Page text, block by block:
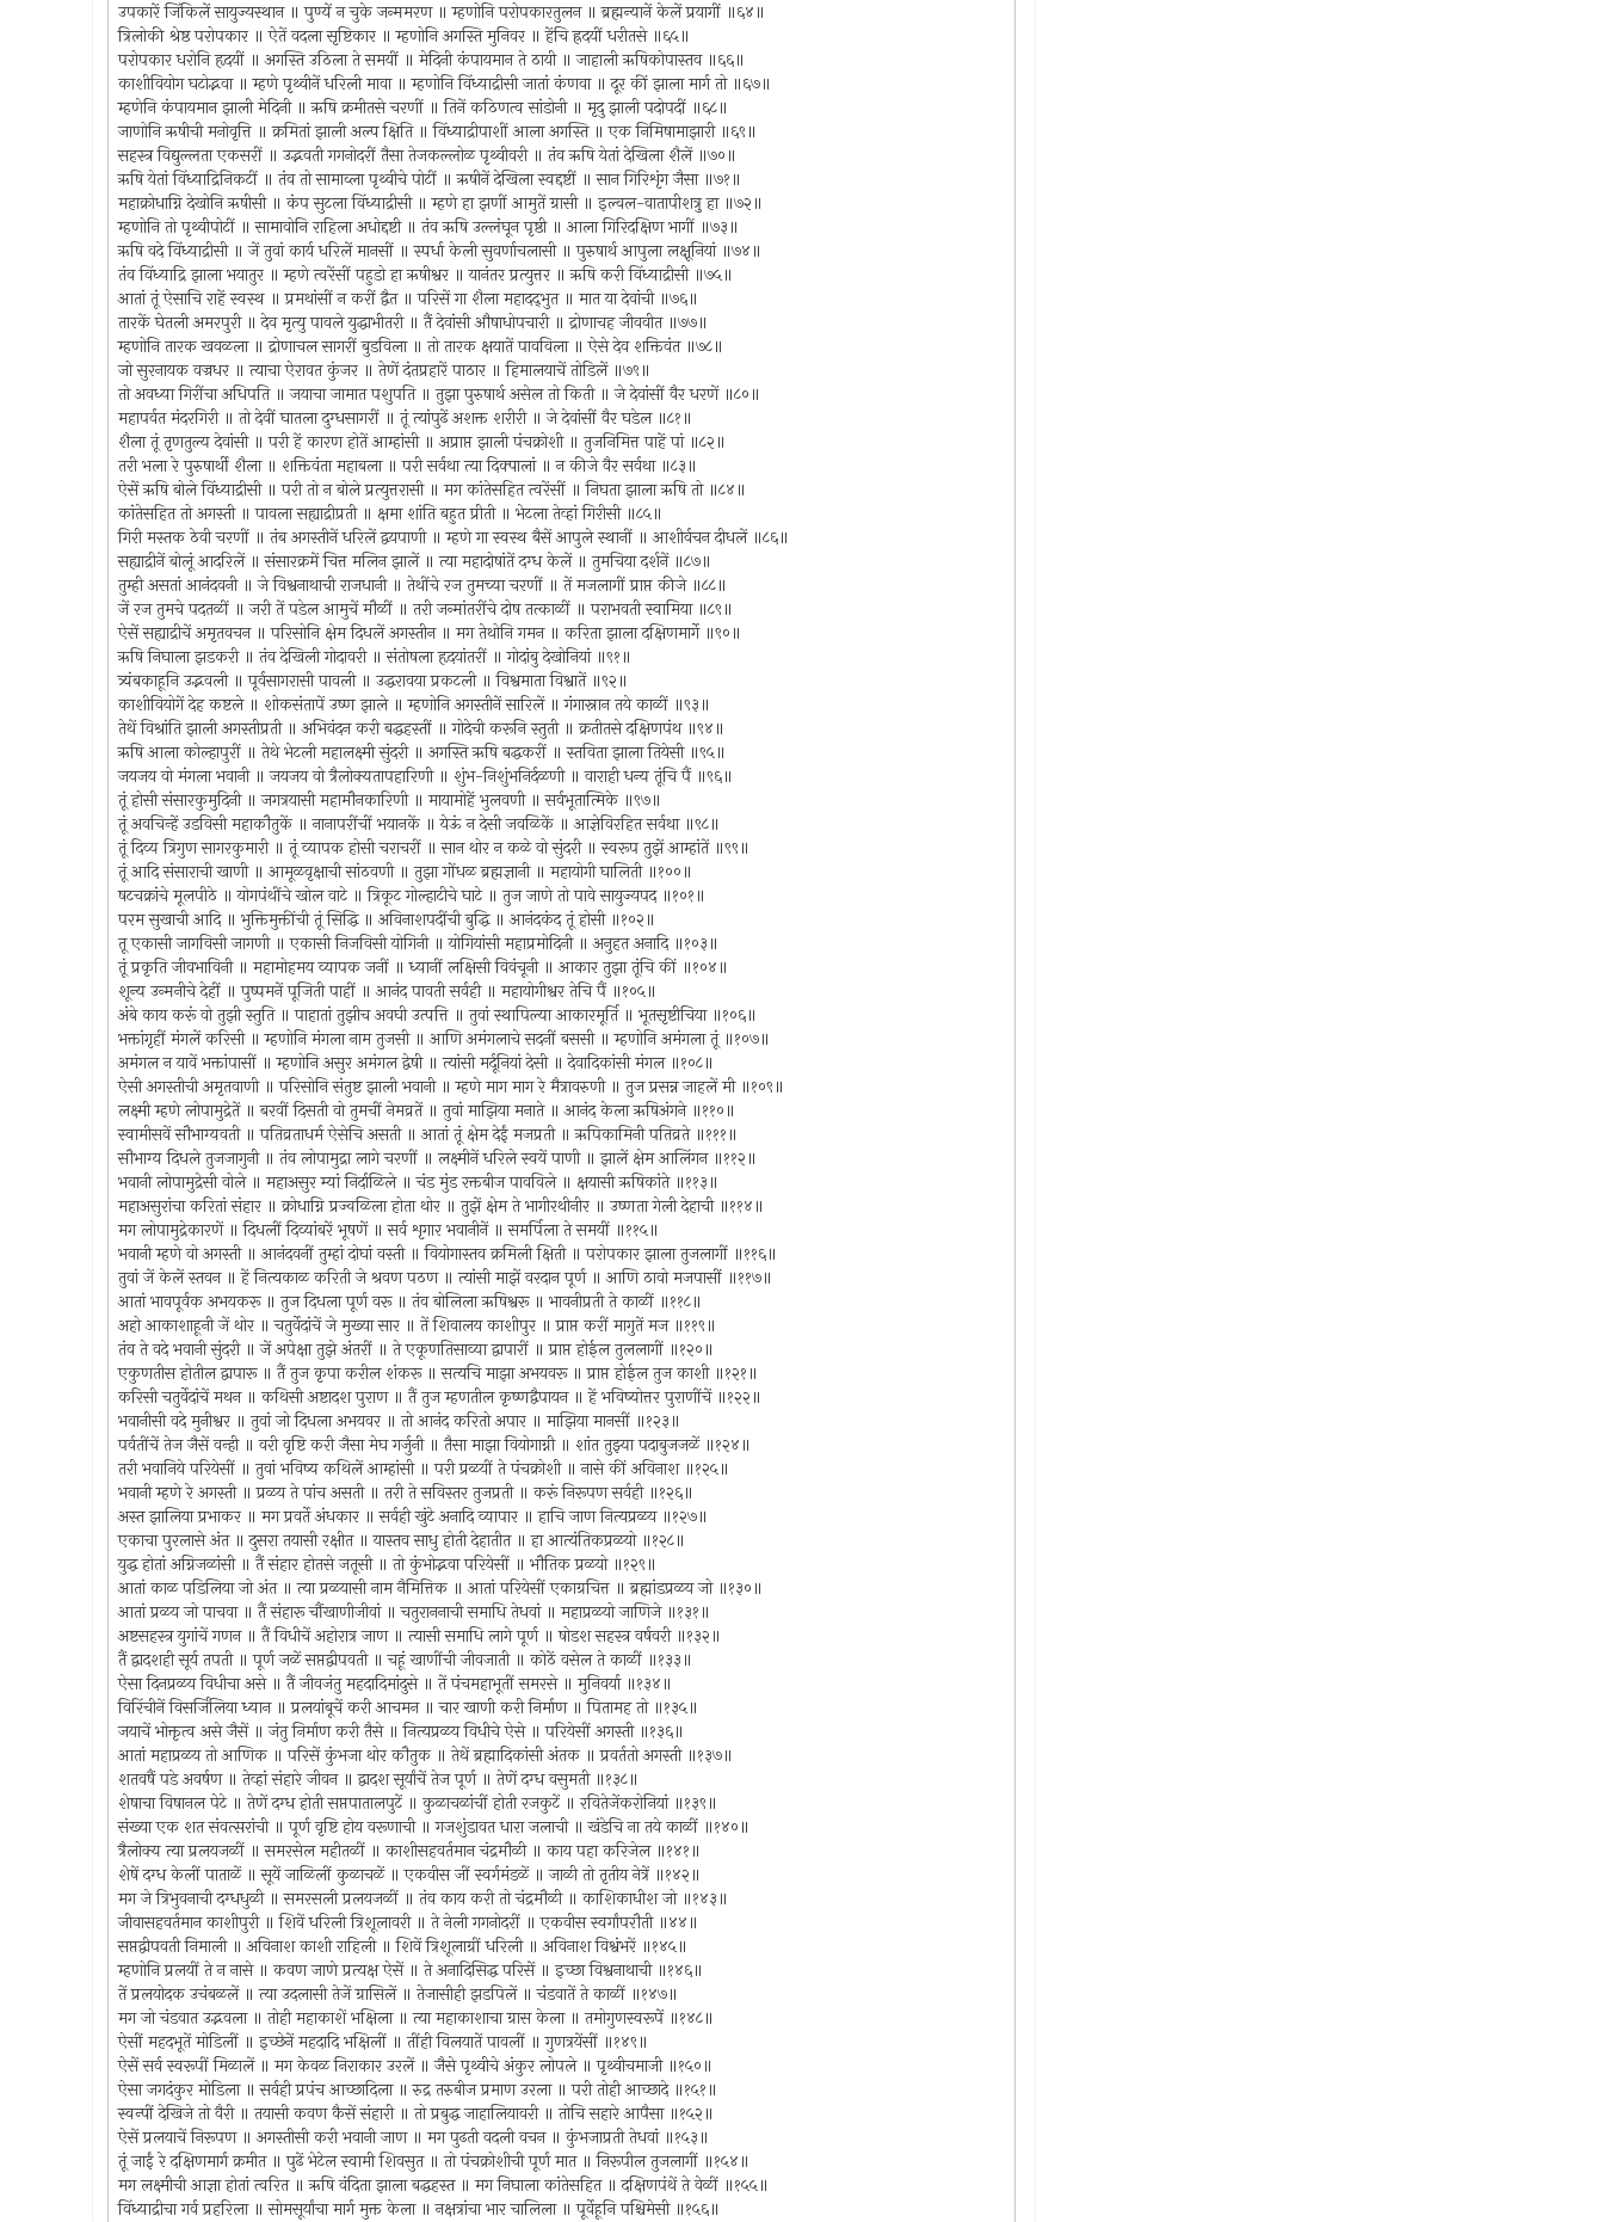
उपकारें जिंकिलें सायुज्यस्थान ॥ पुण्यें न चुके जन्ममरण ॥ म्हणोनि परोपकारतुलन ॥ ब्रह्मन्यानें केलें प्रयागीं ॥६४॥
त्रिलोकी श्रेष्ठ परोपकार ॥ ऐतें वदला सृष्टिकार ॥ म्हणोनि अगस्ति मुनिवर ॥ हेंचि ह्रदयीं धरीतसे ॥६५॥
परोपकार धरोनि हृदयीं ॥ अगस्ति उठिला ते समयीं ॥ मेदिनी कंपायमान ते ठायी ॥ जाहाली ऋषिकोपास्तव ॥६६॥
काशीवियोग घटोद्भवा ॥ म्हणे पृथ्वीनें धरिली मावा ॥ म्हणोनि विंध्याद्रीसी जातां कंणवा ॥ दूर कीं झाला मार्ग तो ॥६७॥
म्हणेनि कंपायमान झाली मेदिनी ॥ ऋषि क्रमीतसे चरणीं ॥ तिनें कठिणत्व सांडोनी ॥ मृदु झाली पदोपदीं ॥६८॥
जाणोनि ऋषीची मनोवृत्ति ॥ क्रमितां झाली अल्प क्षिति ॥ विंध्याद्रीपाशीं आला अगस्ति ॥ एक निमिषामाझारी ॥६९॥
सहस्त्र विद्युल्लता एकसरीं ॥ उद्भवती गगनोदरीं तैसा तेजकल्लोळ पृथ्वीवरी ॥ तंव ऋषि येतां देखिला शैलें ॥७०॥
ऋषि येतां विंध्याद्रिनिकटीं ॥ तंव तो सामाव्ला पृथ्वीचे पोटीं ॥ ऋषीनें देखिला स्वद्दष्टीं ॥ सान गिरिशृंग जैसा ॥७१॥
महाक्रोधाग्नि देखोनि ऋषीसी ॥ कंप सुटला विंध्याद्रीसी ॥ म्हणे हा झणीं आमुतें ग्रासी ॥ इल्वल-वातापीशत्रु हा ॥७२॥
म्हणोनि तो पृथ्वीपोटीं ॥ सामावोनि राहिला अधोद्दष्टी ॥ तंव ऋषि उल्लंघून पृष्ठी ॥ आला गिरिदक्षिण भागीं ॥७३॥
ऋषि वदे विंध्याद्रीसी ॥ जें तुवां कार्य धरिलें मानसीं ॥ स्पर्धा केली सुवर्णाचलासी ॥ पुरुषार्थ आपुला लक्षूनियां ॥७४॥
तंव विंध्याद्रि झाला भयातुर ॥ म्हणे त्वरेंसीं पहुडो हा ऋषीश्वर ॥ यानंतर प्रत्युत्तर ॥ ऋषि करी विंध्याद्रीसी ॥७५॥
आतां तूं ऐसाचि राहें स्वस्थ ॥ प्रमथांसीं न करीं द्वैत ॥ परिसें गा शैला महादद्‍भुत ॥ मात या देवांची ॥७६॥
तारकें घेतली अमरपुरी ॥ देव मृत्यु पावले युद्धाभीतरी ॥ तैं देवांसी औषाधोपचारी ॥ द्रोणाचह जीववीत ॥७७॥
म्हणोनि तारक खवळला ॥ द्रोणाचल सागरीं बुडविला ॥ तो तारक क्षयातें पावविला ॥ ऐसे देव शक्तिवंत ॥७८॥
जो सुरनायक वज्रधर ॥ त्याचा ऐरावत कुंजर ॥ तेणें दंतप्रहारें पाठार ॥ हिमालयाचें तोडिलें ॥७९॥
तो अवध्या गिरींचा अधिपति ॥ जयाचा जामात पशुपति ॥ तुझा पुरुषार्थ असेल तो किती ॥ जे देवांसीं वैर धरणें ॥८०॥
महापर्वत मंदरगिरी ॥ तो देवीं घातला दुग्धसागरीं ॥ तूं त्यांपुढें अशक्त शरीरी ॥ जे देवांसीं वैर घडेल ॥८१॥
शैला तूं तृणतुल्य देवांसी ॥ परी हें कारण होतें आम्हांसी ॥ अप्राप्त झाली पंचक्रोशी ॥ तुजनिमित्त पाहें पां ॥८२॥
तरी भला रे पुरुषार्थी शैला ॥ शक्तिवंता महाबला ॥ परी सर्वथा त्या दिक्पालां ॥ न कीजे वैर सर्वथा ॥८३॥
ऐसें ऋषि बोले विंध्याद्रीसी ॥ परी तो न बोले प्रत्युत्तरासी ॥ मग कांतेसहित त्वरेंसीं ॥ निघता झाला ऋषि तो ॥८४॥
कांतेसहित तो अगस्ती ॥ पावला सह्याद्रीप्रती ॥ क्षमा शांति बहुत प्रीती ॥ भेटला तेव्हां गिरीसी ॥८५॥
गिरी मस्तक ठेवी चरणीं ॥ तंब अगस्तीनें धरिलें द्वयपाणी ॥ म्हणे गा स्वस्थ बैसें आपुले स्थानीं ॥ आशीर्वचन दीधलें ॥८६॥
सह्याद्रीनें बोलूं आदरिलें ॥ संसारक्रमें चित्त मलिन झालें ॥ त्या महादोषांतें दग्ध केलें ॥ तुमचिया दर्शनें ॥८७॥
तुम्ही असतां आनंदवनी ॥ जे विश्वनाथाची राजधानी ॥ तेथींचे रज तुमच्या चरणीं ॥ तें मजलागीं प्राप्त कीजे ॥८८॥
जें रज तुमचे पदतळीं ॥ जरी तें पडेल आमुचें मौळीं ॥ तरी जन्मांतरींचे दोष तत्काळीं ॥ पराभवती स्वामिया ॥८९॥
ऐसें सह्याद्रीचें अमृतवचन ॥ परिसोनि क्षेम दिधलें अगस्तीन ॥ मग तेथोनि गमन ॥ करिता झाला दक्षिणमार्गे ॥९०॥
ऋषि निघाला झडकरी ॥ तंव देखिली गोदावरी ॥ संतोषला हृदयांतरीं ॥ गोदांबु देखोनियां ॥९१॥
त्र्यंबकाहूनि उद्भवली ॥ पूर्वसागरासी पावली ॥ उद्धरावया प्रकटली ॥ विश्वमाता विश्वातें ॥९२॥
काशीवियोगें देह कष्टले ॥ शोकसंतापें उष्ण झाले ॥ म्हणोनि अगस्तीनें सारिलें ॥ गंगास्नान तये काळीं ॥९३॥
तेथें विश्रांति झाली अगस्तीप्रती ॥ अभिवंदन करी बद्धहस्तीं ॥ गोदेची करूनि स्तुती ॥ क्रतीतसे दक्षिणपंथ ॥९४॥
ऋषि आला कोल्हापुरीं ॥ तेथे भेटली महालक्ष्मी सुंदरी ॥ अगस्ति ऋषि बद्धकरीं ॥ स्तविता झाला तियेसी ॥९५॥
जयजय वो मंगला भवानी ॥ जयजय वो त्रैलोक्यतापहारिणी ॥ शुंभ-निशुंभनिर्दळणी ॥ वाराही धन्य तूंचि पैं ॥९६॥
तूं होसी संसारकुमुदिनी ॥ जगत्रयासी महामौनकारिणी ॥ मायामोहें भुलवणी ॥ सर्वभूतात्मिके ॥९७॥
तूं अवचिन्हें उडविसी महाकौतुकें ॥ नानापरींचीं भयानकें ॥ येऊं न देसी जवळिकें ॥ आज्ञेविरहित सर्वथा ॥९८॥
तूं दिव्य त्रिगुण सागरकुमारी ॥ तूं व्यापक होसी चराचरीं ॥ सान थोर न कळे वो सुंदरी ॥ स्वरूप तुझें आम्हांतें ॥९९॥
तूं आदि संसाराची खाणी ॥ आमूळवृक्षाची सांठवणी ॥ तुझा गोंधळ ब्रह्मज्ञानी ॥ महायोगी घालिती ॥१००॥
षटचक्रांचे मूलपीठे ॥ योगपंथींचे खोल वाटे ॥ त्रिकूट गोल्हाटीचे घाटे ॥ तुज जाणे तो पावे सायुज्यपद ॥१०१॥
परम सुखाची आदि ॥ भुक्तिमुक्तींची तूं सिद्धि ॥ अविनाशपदींची बुद्धि ॥ आनंदकंद तूं होसी ॥१०२॥
तू एकासी जागविसी जागणी ॥ एकासी निजविसी योगिनी ॥ योगियांसी महाप्रमोदिनी ॥ अनुहत अनादि ॥१०३॥
तूं प्रकृति जीवभाविनी ॥ महामोहमय व्यापक जनीं ॥ ध्यानीं लक्षिसी विवंचूनी ॥ आकार तुझा तूंचि कीं ॥१०४॥
शून्य उन्मनीचे देहीं ॥ पुष्पमनें पूजिती पाहीं ॥ आनंद पावती सर्वही ॥ महायोगीश्वर तेचि पैं ॥१०५॥
अंबे काय करूं वो तुझी स्तुति ॥ पाहातां तुझीच अवघी उत्पत्ति ॥ तुवां स्थापिल्या आकारमूर्ति ॥ भूतसृष्टीचिया ॥१०६॥
भक्तांगृहीं मंगलें करिसी ॥ म्हणोनि मंगला नाम तुजसी ॥ आणि अमंगलाचे सदनीं बससी ॥ म्हणोनि अमंगला तूं ॥१०७॥
अमंगल न यावें भक्तांपासीं ॥ म्हणोनि असुर अमंगल द्वेषी ॥ त्यांसी मर्दूनियां देसी ॥ देवादिकांसी मंगल ॥१०८॥
ऐसी अगस्तीची अमृतवाणी ॥ परिसोनि संतुष्ट झाली भवानी ॥ म्हणे माग माग रे मैत्रावरुणी ॥ तुज प्रसन्न जाहलें मी ॥१०९॥
लक्ष्मी म्हणे लोपामुद्रेतें ॥ बरवीं दिसती वो तुमचीं नेमव्रतें ॥ तुवां माझिया मनाते ॥ आनंद केला ऋषिअंगने ॥११०॥
स्वामीसवें सौभाग्यवती ॥ पतिव्रताधर्म ऐसेचि असती ॥ आतां तूं क्षेम देईं मजप्रती ॥ ऋपिकामिनी पतिव्रते ॥१११॥
सौभाग्य दिधले तुजजागुनी ॥ तंव लोपामुद्रा लागे चरणीं ॥ लक्ष्मीनें धरिले स्वयें पाणी ॥ झालें क्षेम आलिंगन ॥११२॥
भवानी लोपामुद्रेसी वोले ॥ महाअसुर म्यां निर्दाळिले ॥ चंड मुंड रक्तबीज पावविले ॥ क्षयासी ऋषिकांते ॥११३॥
महाअसुरांचा करितां संहार ॥ क्रोधाग्नि प्रज्वळिला होता थोर ॥ तुझें क्षेम ते भागीरथीनीर ॥ उष्णता गेली देहाची ॥११४॥
मग लोपामुद्रेकारणें ॥ दिधलीं दिव्यांबरें भूषणें ॥ सर्व शृगार भवानीनें ॥ समर्पिला ते समयीं ॥११५॥
भवानी म्हणे वो अगस्ती ॥ आनंदवनीं तुम्हां दोघां वस्ती ॥ वियोगास्तव क्रमिली क्षिती ॥ परोपकार झाला तुजलागीं ॥११६॥
तुवां जें केलें स्तवन ॥ हें नित्यकाळ करिती जे श्रवण पठण ॥ त्यांसी माझें वरदान पूर्ण ॥ आणि ठावो मजपासीं ॥११७॥
आतां भावपूर्वक अभयकरू ॥ तुज दिधला पूर्ण वरू ॥ तंव बोलिला ऋषिश्वरू ॥ भावनीप्रती ते काळीं ॥११८॥
अहो आकाशाहूनी जें थोर ॥ चतुर्वेदांचें जे मुख्या सार ॥ तें शिवालय काशीपुर ॥ प्राप्त करीं मागुतें मज ॥११९॥
तंव ते वदे भवानी सुंदरी ॥ जें अपेक्षा तुझे अंतरीं ॥ ते एकूणतिसाव्या द्वापारीं ॥ प्राप्त होईल तुललागीं ॥१२०॥
एकुणतीस होतील द्वापारू ॥ तैं तुज कृपा करील शंकरू ॥ सत्यचि माझा अभयवरू ॥ प्राप्त होईल तुज काशी ॥१२१॥
करिसी चतुर्वेदांचें मथन ॥ कथिसी अष्टादश पुराण ॥ तैं तुज म्हणतील कृष्णद्वैपायन ॥ हें भविष्योत्तर पुराणींचें ॥१२२॥
भवानीसी वदे मुनीश्वर ॥ तुवां जो दिधला अभयवर ॥ तो आनंद करितो अपार ॥ माझिया मानसीं ॥१२३॥
पर्वतींचें तेज जैसें वन्ही ॥ वरी वृष्टि करी जैसा मेघ गर्जुनी ॥ तैसा माझा वियोगाग्नी ॥ शांत तुझ्या पदाबुजजळें ॥१२४॥
तरी भवानिये परियेसीं ॥ तुवां भविष्य कथिलें आम्हांसी ॥ परी प्रळयीं ते पंचक्रोशी ॥ नासे कीं अविनाश ॥१२५॥
भवानी म्हणे रे अगस्ती ॥ प्रळय ते पांच असती ॥ तरी ते सविस्तर तुजप्रती ॥ करूं निरूपण सर्वही ॥१२६॥
अस्त झालिया प्रभाकर ॥ मग प्रवर्ते अंधकार ॥ सर्वही खुंटे अनादि व्यापार ॥ हाचि जाण नित्यप्रळय ॥१२७॥
एकाचा पुरलासे अंत ॥ दुसरा तयासी रक्षीत ॥ यास्तव साधु होती देहातीत ॥ हा आत्यंतिकप्रळयो ॥१२८॥
युद्ध होतां अग्निजळांसी ॥ तैं संहार होतसे जतूसी ॥ तो कुंभोद्भवा परियेसीं ॥ भौतिक प्रळयो ॥१२९॥
आतां काळ पडिलिया जो अंत ॥ त्या प्रळयासी नाम नैमित्तिक ॥ आतां परियेसीं एकाग्रचित्त ॥ ब्रह्मांडप्रळय जो ॥१३०॥
आतां प्रळय जो पाचवा ॥ तैं संहारू चौंखाणीजीवां ॥ चतुराननाची समाधि तेधवां ॥ महाप्रळयो जाणिजे ॥१३१॥
अष्टसहस्त्र युगांचें गणन ॥ तैं विधीचें अहोरात्र जाण ॥ त्यासी समाधि लागे पूर्ण ॥ षोडश सहस्त्र वर्षवरी ॥१३२॥
तैं द्वादशही सूर्य तपती ॥ पूर्ण जळें सप्तद्वीपवती ॥ चहूं खाणींची जीवजाती ॥ कोठें वसेल ते काळीं ॥१३३॥
ऐसा दिनप्रळय विधीचा असे ॥ तैं जीवजंतु महदादिमांदुसे ॥ तें पंचमहाभूतीं समरसे ॥ मुनिवर्या ॥१३४॥
विरिंचीनें विसर्जिलिया ध्यान ॥ प्रलयांबूचें करी आचमन ॥ चार खाणी करी निर्माण ॥ पितामह तो ॥१३५॥
जयाचें भोक्तृत्व असे जैसें ॥ जंतु निर्माण करी तैसे ॥ नित्यप्रळय विधीचे ऐसे ॥ परियेसीं अगस्ती ॥१३६॥
आतां महाप्रळय तो आणिक ॥ परिसें कुंभजा थोर कौतुक ॥ तेथें ब्रह्मादिकांसी अंतक ॥ प्रवर्ततो अगस्ती ॥१३७॥
शतवषैं पडे अवर्षण ॥ तेव्हां संहारे जीवन ॥ द्वादश सूर्यांचें तेज पूर्ण ॥ तेणें दग्ध वसुमती ॥१३८॥
शेषाचा विषानल पेटे ॥ तेणें दग्ध होती सप्तपातालपुटें ॥ कुळाचळांचीं होती रजकुटें ॥ रवितेजेंकरोनियां ॥१३९॥
संख्या एक शत संवत्सरांची ॥ पूर्ण वृष्टि होय वरूणाची ॥ गजशुंडावत धारा जलाची ॥ खंडेचि ना तये काळीं ॥१४०॥
त्रैलोक्य त्या प्रलयजळीं ॥ समरसेल महीतळीं ॥ काशीसहवर्तमान चंद्रमौळी ॥ काय पहा करिजेल ॥१४१॥
शेषें दग्ध केलीं पाताळें ॥ सूयें जाळिलीं कुळाचळें ॥ एकवीस जीं स्वर्गमंडळें ॥ जाळी तो तृतीय नेत्रें ॥१४२॥
मग जे त्रिभुवनाची दग्धधुळी ॥ समरसली प्रलयजळीं ॥ तंव काय करी तो चंद्रमौळी ॥ काशिकाधीश जो ॥१४३॥
जीवासहवर्तमान काशीपुरी ॥ शिवें धरिली त्रिशूलावरी ॥ ते नेली गगनोदरीं ॥ एकवीस स्वर्गांपरौती ॥४४॥
सप्तद्वीपवती निमाली ॥ अविनाश काशी राहिली ॥ शिवें त्रिशूलाग्रीं धरिली ॥ अविनाश विश्वंभरें ॥१४५॥
म्हणोनि प्रलयीं ते न नासे ॥ कवण जाणे प्रत्यक्ष ऐसें ॥ ते अनादिसिद्ध परिसें ॥ इच्छा विश्वनाथाची ॥१४६॥
तें प्रलयोदक उचंबळलें ॥ त्या उदलासी तेजें ग्रासिलें ॥ तेजासीही झडपिलें ॥ चंडवातें ते काळीं ॥१४७॥
मग जो चंडवात उद्भवला ॥ तोही महाकाशें भक्षिला ॥ त्या महाकाशाचा ग्रास केला ॥ तमोगुणस्वरूपें ॥१४८॥
ऐसीं महदभूतें मोडिलीं ॥ इच्छेनें महदादि भक्षिलीं ॥ तींही विलयातें पावलीं ॥ गुणत्रयेंसीं ॥१४९॥
ऐसें सर्व स्वरूपीं मिळालें ॥ मग केवळ निराकार उरलें ॥ जैसे पृथ्वीचे अंकुर लोपले ॥ पृथ्वीचमाजी ॥१५०॥
ऐसा जगदंकुर मोडिला ॥ सर्वही प्रपंच आच्छादिला ॥ रुद्र तरुबीज प्रमाण उरला ॥ परी तोही आच्छादे ॥१५१॥
स्वन्पीं देखिजे तो वैरी ॥ तयासी कवण कैसें संहारी ॥ तो प्रबुद्ध जाहालियावरी ॥ तोचि सहारे आपैसा ॥१५२॥
ऐसें प्रलयाचें निरूपण ॥ अगस्तीसी करी भवानी जाण ॥ मग पुढती वदली वचन ॥ कुंभजाप्रती तेधवां ॥१५३॥
तूं जाईं रे दक्षिणमार्ग क्रमीत ॥ पुढें भेटेल स्वामी शिवसुत ॥ तो पंचक्रोशीची पूर्ण मात ॥ निरूपील तुजलागीं ॥१५४॥
मग लक्ष्मीची आज्ञा होतां त्वरित ॥ ऋषि वंदिता झाला बद्धहस्त ॥ मग निघाला कांतेसहित ॥ दक्षिणपंथें ते वेळीं ॥१५५॥
विंध्याद्रीचा गर्व प्रहरिला ॥ सोमसूर्यांचा मार्ग मुक्त केला ॥ नक्षत्रांचा भार चालिला ॥ पूर्वेहूनि पश्चिमेसी ॥१५६॥